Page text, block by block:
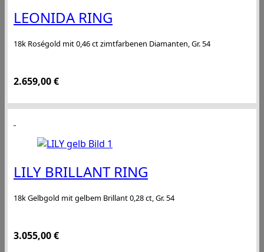
LEONIDA RING
18k Roségold mit 0,46 ct zimtfarbenen Diamanten, Gr. 54
2.659,00€
LILY BRILLANT RING
18k Gelbgold mit gelbem Brillant 0,28 ct, Gr. 54
3.055,00€